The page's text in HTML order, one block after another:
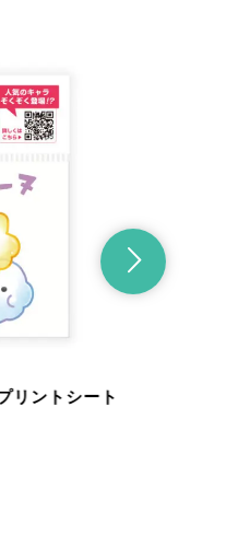
リントシート